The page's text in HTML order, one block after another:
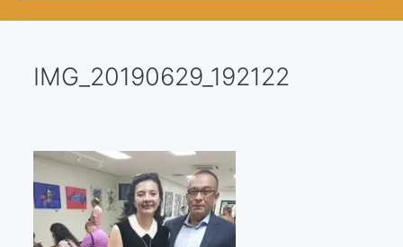
Artistas
Visitas a los ateliers o talleres de artistas
Presse
Qué dicen de nosotros?
IMG_20190629_192122